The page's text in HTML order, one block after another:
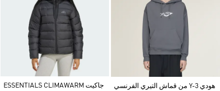
هودي Y-3 من قماش التيري الفرنسي
جاكيت ESSENTIALS CLIMAWARM